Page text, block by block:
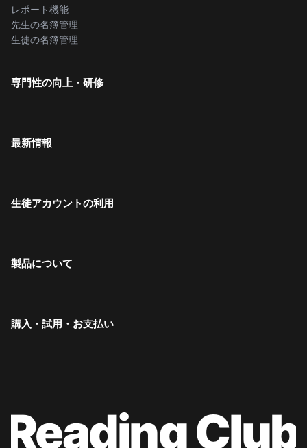
レポート機能
先生の名簿管理
生徒の名簿管理
専門性の向上・研修
最新情報
生徒アカウントの利用
製品について
購入・試用・お支払い
Reading Club